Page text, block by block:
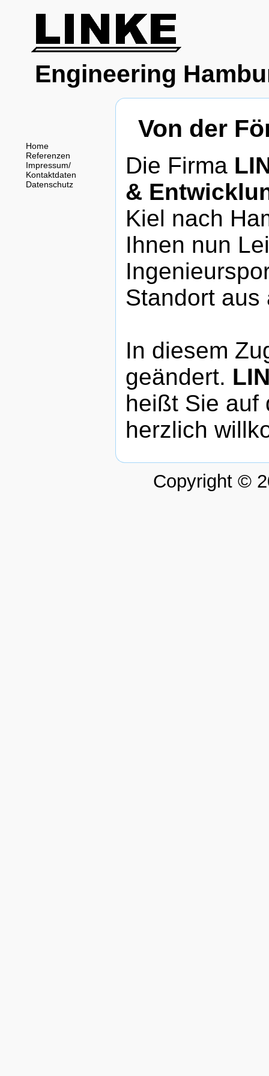
Engineering
Home
Referenzen
Impressum/
Kontaktdaten
Datenschutz
Von der
Die Firma
&
Kiel nach
Ihnen nun
Standort aus
In diesem
geändert.
heißt Sie auf
herzlich
Copyright ©